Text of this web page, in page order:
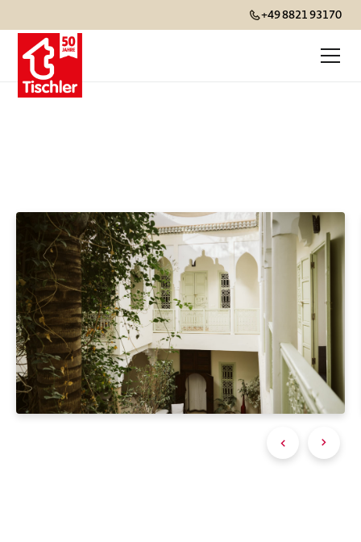
+49 8821 93170